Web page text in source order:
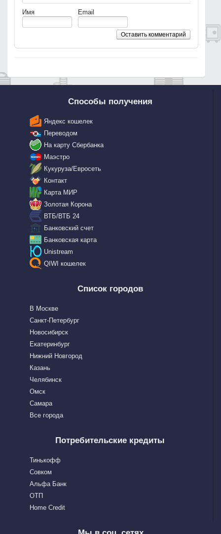
Имя Email
Оставить комментарий
Способы получения
Яндекс кошелек
Переводом
На карту Сбербанка
Маэстро
Кукуруза/Евросеть
Контакт
Карта МИР
Золотая Корона
ВТБ/ВТБ 24
Банковский счет
Банковская карта
Unistream
QIWI кошелек
Список городов
В Москве
Санкт-Петербург
Новосибирск
Екатеринбург
Нижний Новгород
Казань
Челябинск
Омск
Самара
Все города
Потребительские кредиты
Тинькофф
Совком
Альфа Банк
OTП
Home Сredit